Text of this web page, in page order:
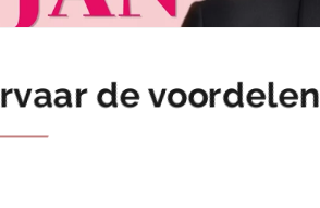
de voordelen